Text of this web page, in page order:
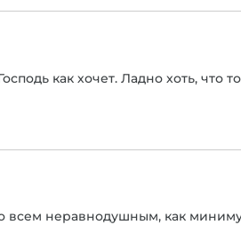
как хочет. Ладно хоть, что
всем неравнодушным, как